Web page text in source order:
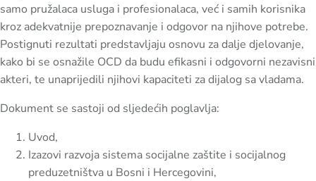
samo pružalaca usluga i profesionalaca, već i samih korisnika
kroz adekvatnije prepoznavanje i odgovor na njihove potrebe.
Postignuti rezultati predstavljaju osnovu za dalje djelovanje,
kako bi se osnažile OCD da budu efikasni i odgovorni nezavisni
akteri, te unaprijedili njihovi kapaciteti za dijalog sa vladama.
Dokument se sastoji od sljedećih poglavlja:
Uvod,
Izazovi razvoja sistema socijalne zaštite i socijalnog
preduzetništva u Bosni i Hercegovini,